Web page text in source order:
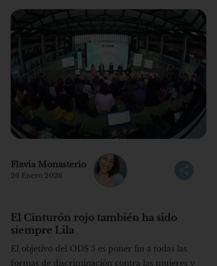
Flavia Monasterio
26 Enero 2026
El Cinturón rojo también ha sido
siempre Lila
El objetivo del ODS 5 es poner fin a todas las
formas de discriminación contra las mujeres y